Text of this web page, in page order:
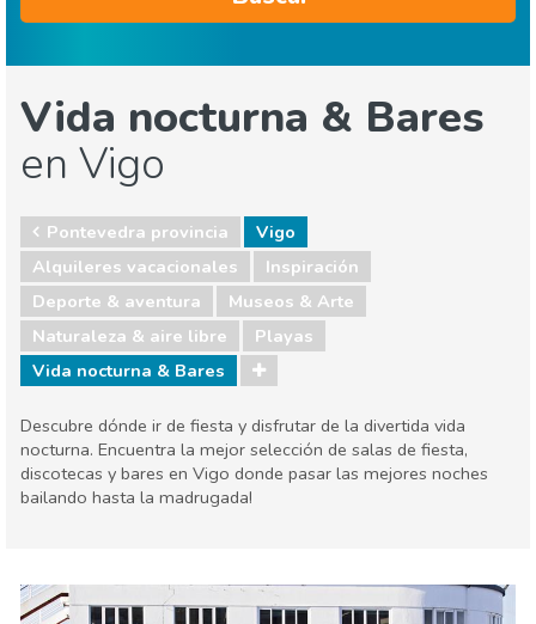
Vida nocturna & Bares
en Vigo
Pontevedra provincia
Vigo
Alquileres vacacionales
Inspiración
Deporte & aventura
Museos & Arte
Naturaleza & aire libre
Playas
Vida nocturna & Bares
Descubre dónde ir de fiesta y disfrutar de la divertida vida
nocturna. Encuentra la mejor selección de salas de fiesta,
discotecas y bares en Vigo donde pasar las mejores noches
bailando hasta la madrugada!
Deporte & aventura
Museos & Arte